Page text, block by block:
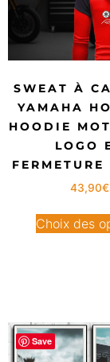
SWEAT À
YAMAHA
HOODIE
LOGO
FERMETURE
43,90€
Choix des
Save